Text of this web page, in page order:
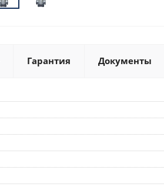
Гарантия Документы